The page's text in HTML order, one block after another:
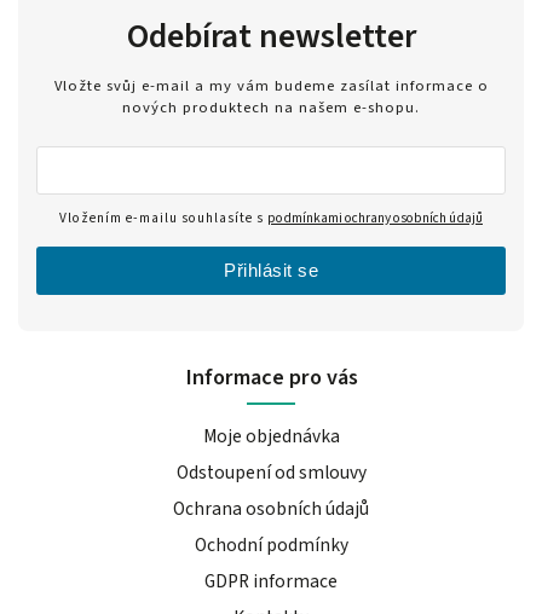
Informace pro vás
Moje objednávka
Odstoupení od smlouvy
Ochrana osobních údajů
Ochodní podmínky
GDPR informace
Odebírat newsletter
Vložte svůj e-mail a my vám budeme zasílat informace o
nových produktech na našem e-shopu.
Vložením e-mailu souhlasíte s podmínkami ochrany osobních údajů
Přihlásit se